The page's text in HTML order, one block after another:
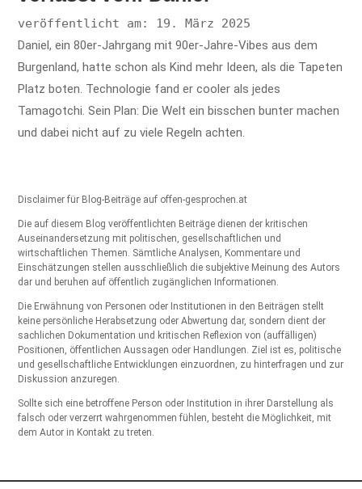
veröffentlicht am: 19. März 2025
Daniel, ein 80er-Jahrgang mit 90er-Jahre-Vibes aus dem
Burgenland, hatte schon als Kind mehr Ideen, als die Tapeten
Platz boten. Technologie fand er cooler als jedes
Tamagotchi. Sein Plan: Die Welt ein bisschen bunter machen
und dabei nicht auf zu viele Regeln achten.
Disclaimer für Blog-Beiträge auf offen-gesprochen.at
Die auf diesem Blog veröffentlichten Beiträge dienen der kritischen
Auseinandersetzung mit politischen, gesellschaftlichen und
wirtschaftlichen Themen. Sämtliche Analysen, Kommentare und
Einschätzungen stellen ausschließlich die subjektive Meinung des Autors
dar und beruhen auf öffentlich zugänglichen Informationen.
Die Erwähnung von Personen oder Institutionen in den Beiträgen stellt
keine persönliche Herabsetzung oder Abwertung dar, sondern dient der
sachlichen Dokumentation und kritischen Reflexion von (auffälligen)
Positionen, öffentlichen Aussagen oder Handlungen. Ziel ist es, politische
und gesellschaftliche Entwicklungen einzuordnen, zu hinterfragen und zur
Diskussion anzuregen.
Sollte sich eine betroffene Person oder Institution in ihrer Darstellung als
falsch oder verzerrt wahrgenommen fühlen, besteht die Möglichkeit, mit
dem Autor in Kontakt zu treten.